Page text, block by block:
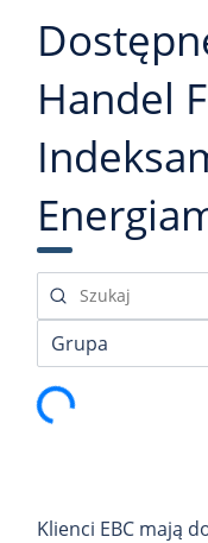
Handel
Klienci EBC mają